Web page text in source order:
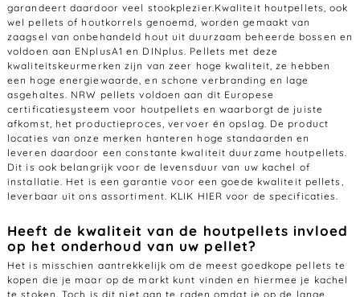
garandeert daardoor veel stookplezier.Kwaliteit houtpellets, ook
wel pellets of houtkorrels genoemd, worden gemaakt van
zaagsel van onbehandeld hout uit duurzaam beheerde bossen en
voldoen aan ENplusA1 en DINplus. Pellets met deze
kwaliteitskeurmerken zijn van zeer hoge kwaliteit, ze hebben
een hoge energiewaarde, en schone verbranding en lage
asgehaltes. NRW pellets voldoen aan dit Europese
certificatiesysteem voor houtpellets en waarborgt de juiste
afkomst, het productieproces, vervoer én opslag. De product
locaties van onze merken hanteren hoge standaarden en
leveren daardoor een constante kwaliteit duurzame houtpellets.
Dit is ook belangrijk voor de levensduur van uw kachel of
installatie. Het is een garantie voor een goede kwaliteit pellets,
leverbaar uit ons assortiment. KLIK HIER voor de specificaties.
Heeft de kwaliteit van de houtpellets invloed
op het onderhoud van uw pellet?
Het is misschien aantrekkelijk om de meest goedkope pellets te
kopen die je maar op de markt kunt vinden en hiermee je kachel
te stoken. Toch is dit niet aan te raden omdat je op de lange